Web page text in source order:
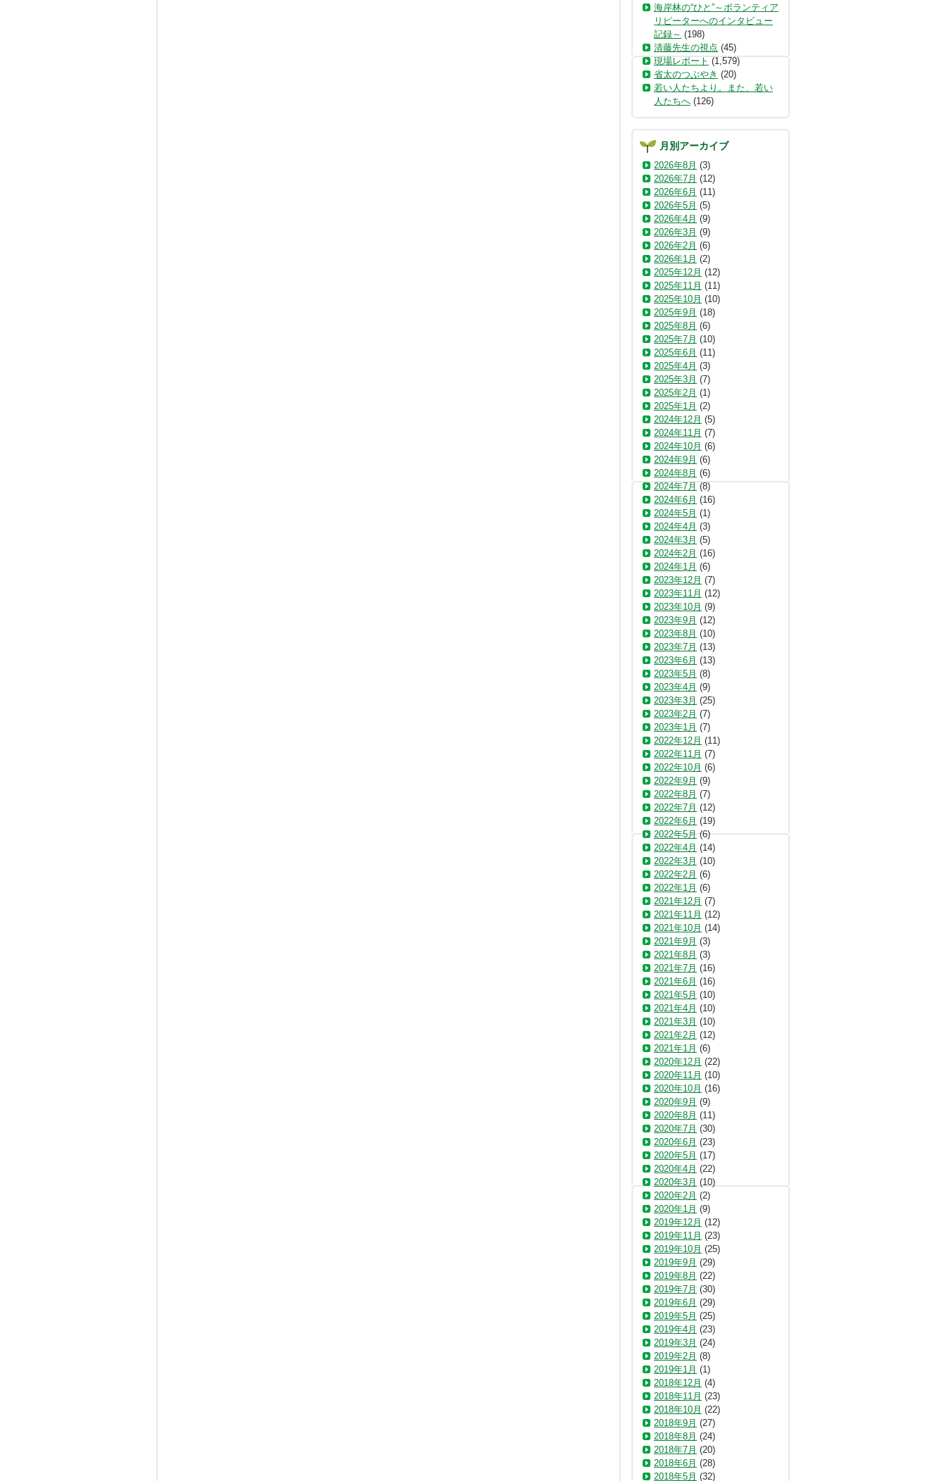
海岸林の“ひと”～ボランティア
リピーターへのインタビュー
記録～ (198)
清藤先生の視点 (45)
現場レポート (1,579)
省太のつぶやき (20)
若い人たちより。また、若い
人たちへ (126)
月別アーカイブ
2026年8月 (3)
2026年7月 (12)
2026年6月 (11)
2026年5月 (5)
2026年4月 (9)
2026年3月 (9)
2026年2月 (6)
2026年1月 (2)
2025年12月 (12)
2025年11月 (11)
2025年10月 (10)
2025年9月 (18)
2025年8月 (6)
2025年7月 (10)
2025年6月 (11)
2025年4月 (3)
2025年3月 (7)
2025年2月 (1)
2025年1月 (2)
2024年12月 (5)
2024年11月 (7)
2024年10月 (6)
2024年9月 (6)
2024年8月 (6)
2024年7月 (8)
2024年6月 (16)
2024年5月 (1)
2024年4月 (3)
2024年3月 (5)
2024年2月 (16)
2024年1月 (6)
2023年12月 (7)
2023年11月 (12)
2023年10月 (9)
2023年9月 (12)
2023年8月 (10)
2023年7月 (13)
2023年6月 (13)
2023年5月 (8)
2023年4月 (9)
2023年3月 (25)
2023年2月 (7)
2023年1月 (7)
2022年12月 (11)
2022年11月 (7)
2022年10月 (6)
2022年9月 (9)
2022年8月 (7)
2022年7月 (12)
2022年6月 (19)
2022年5月 (6)
2022年4月 (14)
2022年3月 (10)
2022年2月 (6)
2022年1月 (6)
2021年12月 (7)
2021年11月 (12)
2021年10月 (14)
2021年9月 (3)
2021年8月 (3)
2021年7月 (16)
2021年6月 (16)
2021年5月 (10)
2021年4月 (10)
2021年3月 (10)
2021年2月 (12)
2021年1月 (6)
2020年12月 (22)
2020年11月 (10)
2020年10月 (16)
2020年9月 (9)
2020年8月 (11)
2020年7月 (30)
2020年6月 (23)
2020年5月 (17)
2020年4月 (22)
2020年3月 (10)
2020年2月 (2)
2020年1月 (9)
2019年12月 (12)
2019年11月 (23)
2019年10月 (25)
2019年9月 (29)
2019年8月 (22)
2019年7月 (30)
2019年6月 (29)
2019年5月 (25)
2019年4月 (23)
2019年3月 (24)
2019年2月 (8)
2019年1月 (1)
2018年12月 (4)
2018年11月 (23)
2018年10月 (22)
2018年9月 (27)
2018年8月 (24)
2018年7月 (20)
2018年6月 (28)
2018年5月 (32)